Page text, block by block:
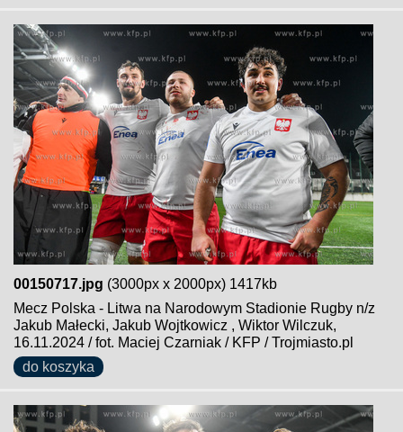
00150717.jpg (3000px x 2000px) 1417kb
Mecz Polska - Litwa na Narodowym Stadionie Rugby n/z
Jakub Małecki, Jakub Wojtkowicz , Wiktor Wilczuk,
16.11.2024 / fot. Maciej Czarniak / KFP / Trojmiasto.pl
do koszyka